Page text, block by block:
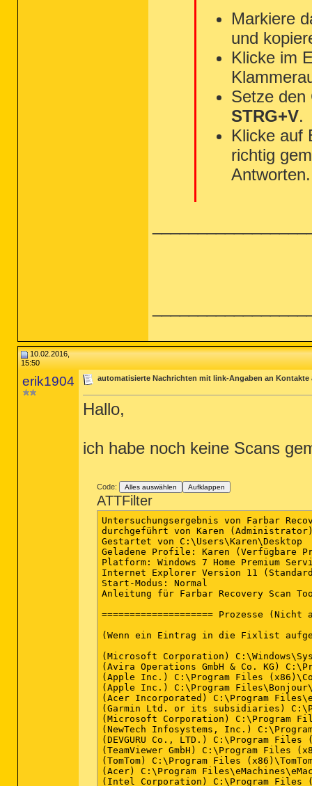
Markiere
und
Klicke im
Setze den
STRG+V.
Klicke auf
richtig
Antworten.
10.02.2016,
15:50
erik1904 automatisierte Nachrichten mit link-Angaben an
Hallo,
ich habe noch keine Scans
Code: Alles auswählen Aufklappen
ATTFilter
Untersuchungsergebnis von Farbar Recovery Scan Tool (FRST) (x64) Version:07-02-2016
durchgeführt von Karen (Administrator) auf KAREN-PC (10-02-2016 15:40:31)
Gestartet von C:\Users\Karen\Desktop
Geladene Profile: Karen (Verfügbare Profile: Karen)
Platform: Windows 7 Home Premium Service Pack 1 (X64) Sprache: Deutsch (Deutschland)
Internet Explorer Version 11 (Standard-Browser: Chrome)
Start-Modus: Normal
Anleitung für Farbar Recovery Scan Tool: hxxp://www.geekstogo.com/forum/topic/335081-frst-tutorial-how-to-use-farbar-recovery-scan-tool/

==================== Prozesse (Nicht auf der Ausnahmeliste) =================

(Wenn ein Eintrag in die Fixlist aufgenommen wird, wird der Prozess geschlossen. Die Datei wird nicht verschoben.)

(Microsoft Corporation) C:\Windows\System32\wlanext.exe
(Avira Operations GmbH & Co. KG) C:\Program Files (x86)\Avira\AntiVir Desktop\sched.exe
(Apple Inc.) C:\Program Files (x86)\Common Files\Apple\Mobile Device Support\AppleMobileDeviceService.exe
(Apple Inc.) C:\Program Files\Bonjour\mDNSResponder.exe
(Acer Incorporated) C:\Program Files\eMachines\eMachines Power Management\ePowerSvc.exe
(Garmin Ltd. or its subsidiaries) C:\Program Files (x86)\Garmin\Device Interaction Service\GarminService.exe
(Microsoft Corporation) C:\Program Files (x86)\Common Files\microsoft shared\VS7DEBUG\MDM.EXE
(NewTech Infosystems, Inc.) C:\Program Files (x86)\NewTech Infosystems\NTI Backup Now 5\SchedulerSvc.exe
(DEVGURU Co., LTD.) C:\Program Files (x86)\Samsung\USB Drivers\25_escape\conn\ss_conn_service.exe
(TeamViewer GmbH) C:\Program Files (x86)\TeamViewer\Version6\TeamViewer_Service.exe
(TomTom) C:\Program Files (x86)\TomTom HOME 2\TomTomHOMEService.exe
(Acer) C:\Program Files\eMachines\eMachines Updater\UpdaterService.exe
(Intel Corporation) C:\Program Files (x86)\Intel\Intel Matrix Storage Manager\IAANTmon.exe
(Microsoft Corporation) C:\Windows\System32\GWX\GWX.exe
(Intel Corporation) C:\Program Files (x86)\Intel\Intel Matrix Storage Manager\IAAnotif.exe
(Acer Incorporated) C:\Program Files\eMachines\eMachines Power Management\ePowerTray.exe
(Realtek Semiconductor) C:\Program Files\Realtek\Audio\HDA\RAVCpl64.exe
(Synaptics Incorporated) C:\Program Files\Synaptics\SynTP\SynTPEnh.exe
(Intel Corporation) C:\Windows\System32\igfxext.exe
(Intel Corporation) C:\Windows\System32\igfxtray.exe
(Intel Corporation) C:\Windows\System32\igfxsrvc.exe
(Synaptics Incorporated) C:\Program Files\Synaptics\SynTP\SynTPHelper.exe
(Intel Corporation) C:\Windows\System32\hkcmd.exe
(Intel Corporation) C:\Windows\System32\igfxpers.exe
(Nokia) C:\Program Files (x86)\Nokia\Nokia Suite\NokiaSuite.exe
(TomTom) C:\Program Files (x86)\TomTom HOME 2\TomTomHOMERunner.exe
(Acer Incorporated) C:\Program Files\eMachines\eMachines Power Management\ePowerEvent.exe
(Google Inc.) C:\Program Files (x86)\Google\Chrome\Application\chrome.exe
(McAfee, Inc.) C:\Program Files\McAfee Security Scan\3.11.266\SSScheduler.exe
() C:\Program Files (x86)\Buhl finance\tax Steuersoftware 2014\taxaktuell.exe
(Microsoft Corporation) C:\Windows\System32\rundll32.exe
(Dritek System Inc.) C:\Program Files (x86)\Launch Manager\LManager.exe
(Haufe-Lexware GmbH & Co. KG) C:\Program Files (x86)\Common Files\Lexware\Update Manager\LxUpdateManager.exe
(Apple Inc.) C:\Program Files (x86)\iTunes\iTunesHelper.exe
(Hewlett-Packard) C:\Program Files (x86)\HP\HP Software Update\hpwuschd2.exe
(Samsung Electronics Co., Ltd.) C:\Program Files (x86)\Samsung\Kies\KiesTrayAgent.exe
(Apple Inc.) C:\Program Files\iPod\bin\iPodService.exe
(Google Inc.) C:\Program Files (x86)\Google\Chrome\Application\chrome.exe
(Google Inc.) C:\Program Files (x86)\Google\Chrome\Application\chrome.exe
(Nokia) C:\Program Files (x86)\PC Connectivity Solution\ServiceLayer.exe
(Microsoft Corporation) C:\Windows\splwow64.exe
(Apple Inc.) C:\Program Files (x86)\Common Files\Apple\Internet Services\ApplePhotoStreams.exe
(Microsoft Corporation) C:\Program Files (x86)\Microsoft Office\Office12\WINWORD.EXE
(Google Inc.) C:\Program Files (x86)\Google\Chrome\Application\chrome.exe
(Google Inc.) C:\Program Files (x86)\Google\Chrome\Application\chrome.exe
(Avira Operations GmbH & Co. KG) C:\Program Files (x86)\Avira\AntiVir Desktop\avguard.exe
(Avira Operations GmbH & Co. KG) C:\Program Files (x86)\Avira\AntiVir Desktop\avshadow.exe
(Avira Operations GmbH & Co. KG) C:\Program Files (x86)\Avira\AntiVir Desktop\avgnt.exe
(Google Inc.)